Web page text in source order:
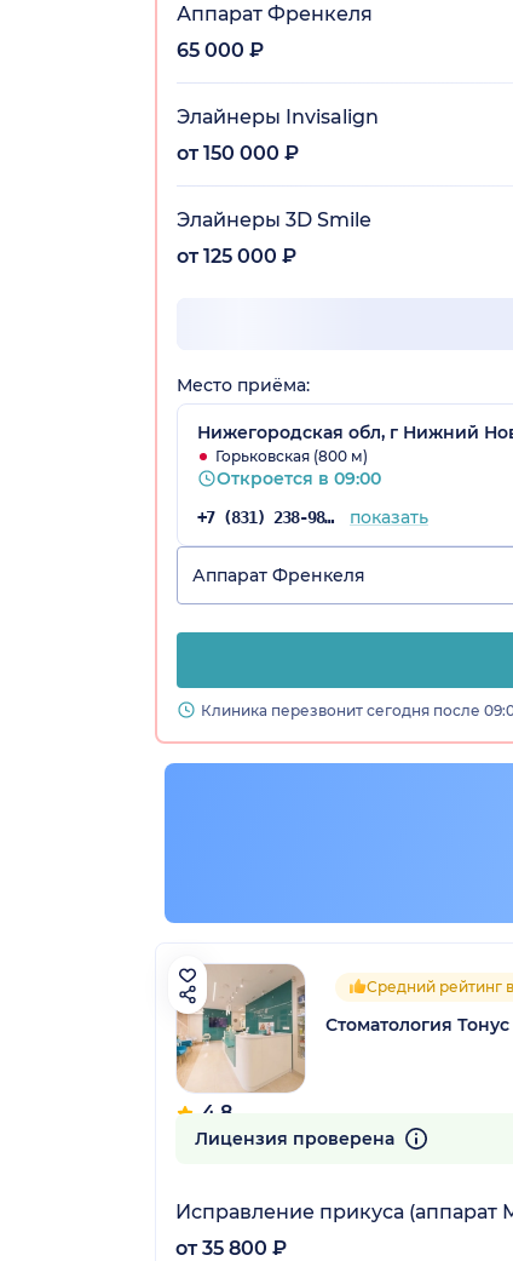
Аппарат Френкеля
65 000 ₽
Элайнеры Invisalign
от 150 000 ₽
Элайнеры 3D Smile
от 125 000 ₽
Место приёма:
Нижегородская обл, г Нижний
Горьковская (800 м)
Откроется в 09:00
+7 (831) 238-98-90 показать
Аппарат Френкеля
Клиника перезвонит сегодня после
4.8
38 отзывов
Средний рейтинг
Стоматология
Лицензия проверена
Исправление прикуса (аппарат
от 35 800 ₽